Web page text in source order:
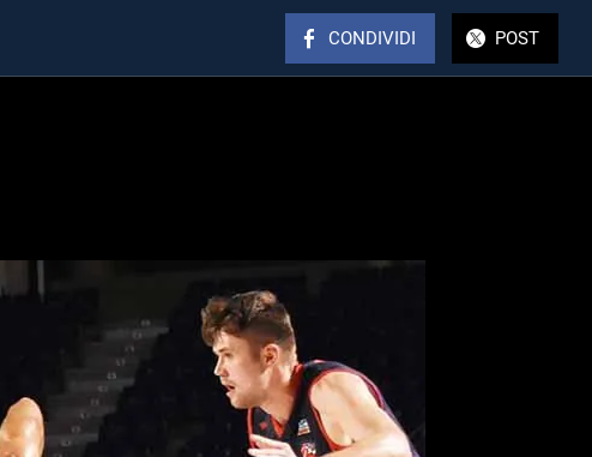
CONDIVIDI POST